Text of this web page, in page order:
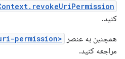
کنید.
همچنین به عنصر
<grant-uri-permission>
مراجعه کنید.